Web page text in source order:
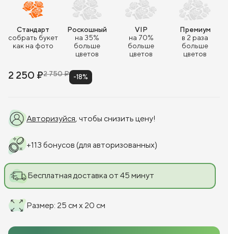
Стандарт
собрать букет
как на фото
Роскошный
на 35%
больше
цветов
VIP
на 70%
больше
цветов
Премиум
в 2 раза
больше
цветов
2 250 ₽2 750 ₽ -18%
Авторизуйся, чтобы снизить цену!
+113 бонусов (для авторизованных)
Бесплатная доставка от 45 минут
Размер: 25 см x 20 см